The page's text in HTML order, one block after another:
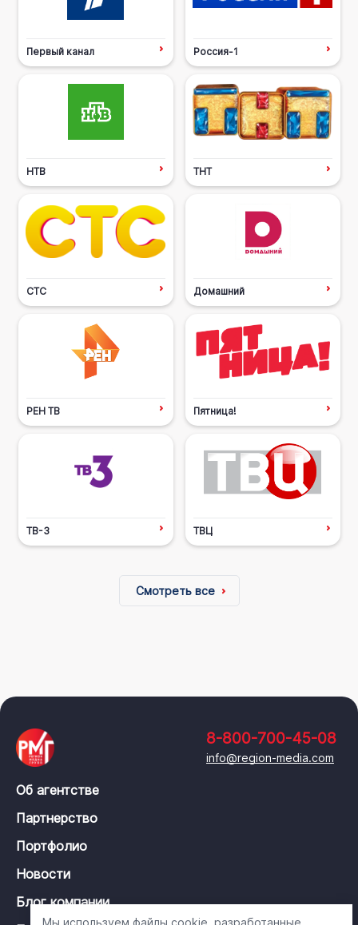
Первый канал Россия-1
НТВ ТНТ
СТС Домашний
РЕН ТВ Пятница!
ТВ-3 ТВЦ
Смотреть все
8-800-700-45-08
info@region-media.com
Об агентстве
Партнерство
Портфолио
Новости
Блог компании
Мы используем файлы cookie, разработанные